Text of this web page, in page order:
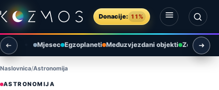
Preskoči na sadržaj
Donacije: 11%
Otvori izbornik
Otvori pretragu
Mjesec Egzoplaneti Međuzvjezdani objekti Zemlja i
Naslovnica Astronomija
ASTRONOMIJA